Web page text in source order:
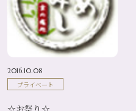
2016.10.08
プライベート
☆お祭り☆